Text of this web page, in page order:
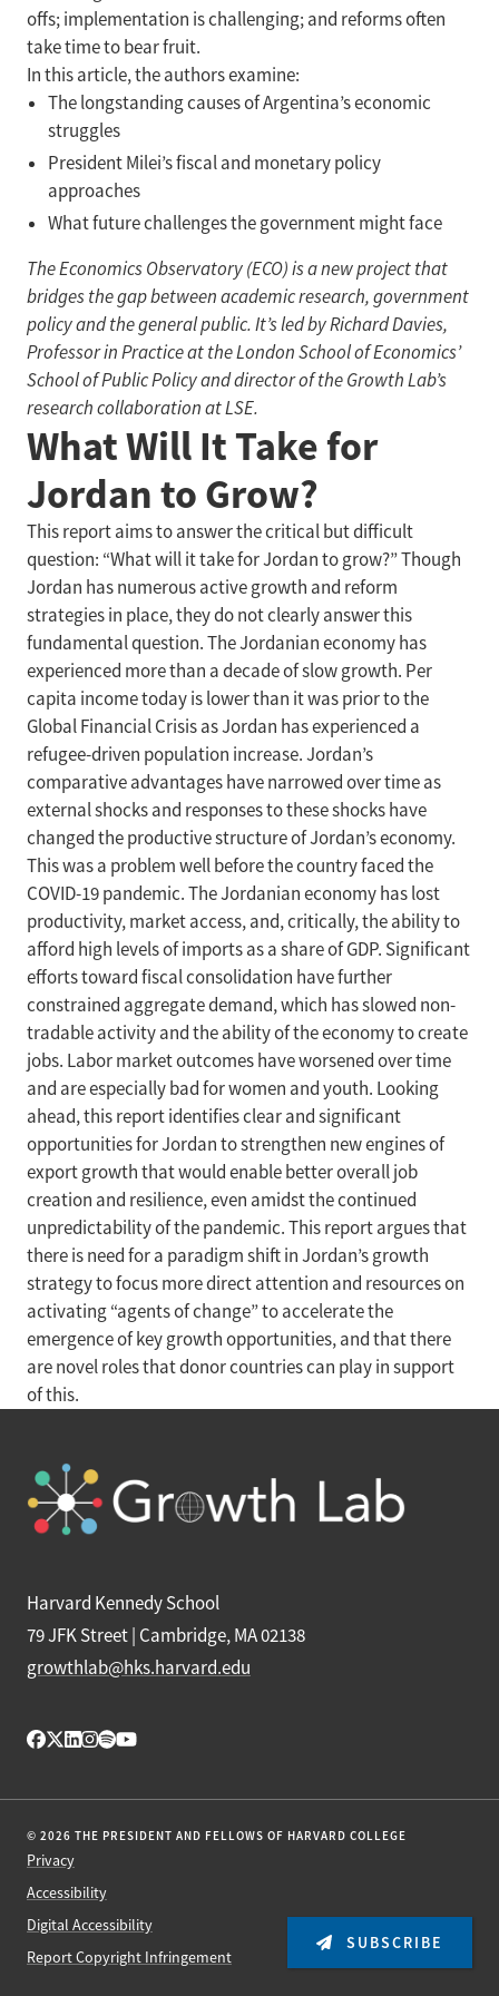
offs; implementation is challenging; and reforms often
take time to bear fruit.
In this article, the authors examine:
The longstanding causes of Argentina’s economic
struggles
President Milei’s fiscal and monetary policy
approaches
What future challenges the government might face
The Economics Observatory (ECO) is a new project that
bridges the gap between academic research, government
policy and the general public. It’s led by Richard Davies,
Professor in Practice at the London School of Economics’
School of Public Policy and director of the Growth Lab’s
research collaboration at LSE.
What Will It Take for
Jordan to Grow?
This report aims to answer the critical but difficult
question: “What will it take for Jordan to grow?” Though
Jordan has numerous active growth and reform
strategies in place, they do not clearly answer this
fundamental question. The Jordanian economy has
experienced more than a decade of slow growth. Per
capita income today is lower than it was prior to the
Global Financial Crisis as Jordan has experienced a
refugee-driven population increase. Jordan’s
comparative advantages have narrowed over time as
external shocks and responses to these shocks have
changed the productive structure of Jordan’s economy.
This was a problem well before the country faced the
COVID-19 pandemic. The Jordanian economy has lost
productivity, market access, and, critically, the ability to
afford high levels of imports as a share of GDP. Significant
efforts toward fiscal consolidation have further
constrained aggregate demand, which has slowed non-
tradable activity and the ability of the economy to create
jobs. Labor market outcomes have worsened over time
and are especially bad for women and youth. Looking
ahead, this report identifies clear and significant
opportunities for Jordan to strengthen new engines of
export growth that would enable better overall job
creation and resilience, even amidst the continued
unpredictability of the pandemic. This report argues that
there is need for a paradigm shift in Jordan’s growth
strategy to focus more direct attention and resources on
activating “agents of change” to accelerate the
emergence of key growth opportunities, and that there
are novel roles that donor countries can play in support
of this.
Harvard Kennedy School
79 JFK Street | Cambridge, MA 02138
growthlab@hks.harvard.edu
© 2026 THE PRESIDENT AND FELLOWS OF HARVARD COLLEGE
Privacy
Accessibility
Digital Accessibility
Report Copyright Infringement
SUBSCRIBE